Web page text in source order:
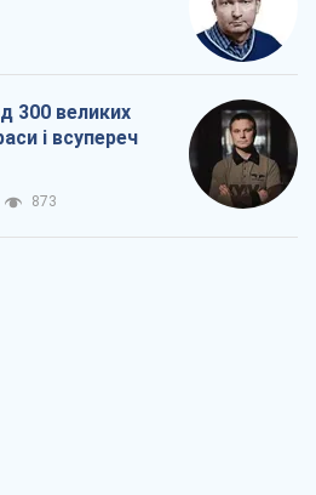
300 великих
і всупереч
873